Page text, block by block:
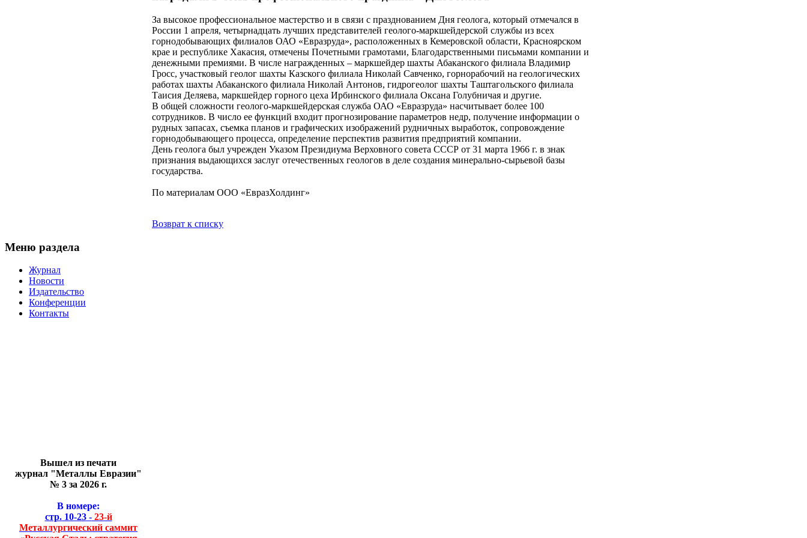
За высокое профессиональное мастерство и в связи с празднованием Дня геолога, который отмечался в
России 1 апреля, четырнадцать лучших представителей геолого-маркшейдерской службы из всех
горнодобывающих филиалов ОАО «Евразруда», расположенных в Кемеровской области, Красноярском
крае и республике Хакасия, отмечены Почетными грамотами, Благодарственными письмами компании и
денежными премиями. В числе награжденных – маркшейдер шахты Абаканского филиала Владимир
Гросс, участковый геолог шахты Казского филиала Николай Савченко, горнорабочий на геологических
работах шахты Абаканского филиала Николай Антонов, гидрогеолог шахты Таштагольского филиала
Таисия Деляева, маркшейдер горного цеха Ирбинского филиала Оксана Голубничая и другие.
В общей сложности геолого-маркшейдерская служба ОАО «Евразруда» насчитывает более 100
сотрудников. В число ее функций входит прогнозирование параметров недр, получение информации о
рудных запасах, съемка планов и графических изображений рудничных выработок, сопровождение
горнодобывающего процесса, определение перспектив развития предприятий компании.
День геолога был учрежден Указом Президиума Верховного совета СССР от 31 марта 1966 г. в знак
признания выдающихся заслуг отечественных геологов в деле создания минерально-сырьевой базы
государства.
По материалам ООО «ЕвразХолдинг»
Возврат к списку
Меню раздела
Журнал
Новости
Издательство
Конференции
Контакты
Вышел из печати
журнал "Металлы Евразии"
№ 3 за 2026 г.
В номере:
стр. 10-23 -23-й
Металлургический саммит